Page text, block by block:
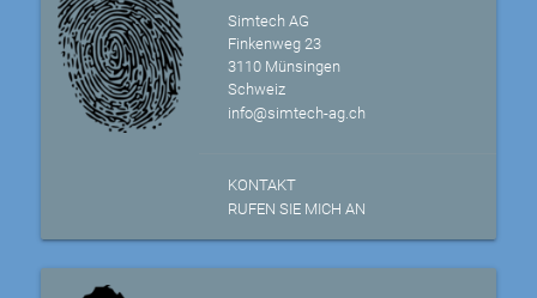
Simtech AG
Finkenweg 23
3110 Münsingen
Schweiz
info@simtech-ag.ch
KONTAKT
RUFEN SIE MICH AN